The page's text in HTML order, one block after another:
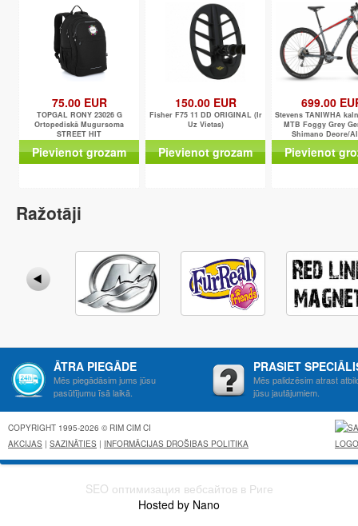
75.00 EUR
TOPGAL RONY 23026 G
Ortopediskā Mugursoma
STREET HIT
Pievienot grozam
150.00 EUR
Fisher F75 11 DD ORIGINAL (Ir
Uz Vietas)
Pievienot grozam
699.00
Stevens TANIWHA
MTB Foggy Grey
Shimano Deore/
Pievienot
Ražotāji
ĀTRA PIEGĀDE
Mēs piegādāsim jums jūsu
pasūtījumu īsā laikā.
PRASIET
Mēs palidzēsim atrast
jūsu jautājumiem.
COPYRIGHT 1995-2026 © RIM CIM CI
AKCIJAS | SAZINĀTIES | INFORMĀCIJAS DROŠIBAS POLITIKA
SEO оптимизация вебсайтов в Риге
Hosted by Nano